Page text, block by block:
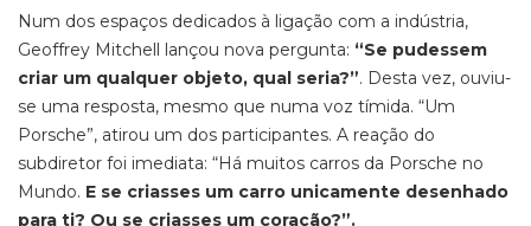
Num dos espaços dedicados à ligação com a indústria,
Geoffrey Mitchell lançou nova pergunta: “Se pudessem
criar um qualquer objeto, qual seria?”. Desta vez, ouviu-
se uma resposta, mesmo que numa voz tímida. “Um
Porsche”, atirou um dos participantes. A reação do
subdiretor foi imediata: “Há muitos carros da Porsche no
Mundo. E se criasses um carro unicamente desenhado
para ti? Ou se criasses um coração?”.